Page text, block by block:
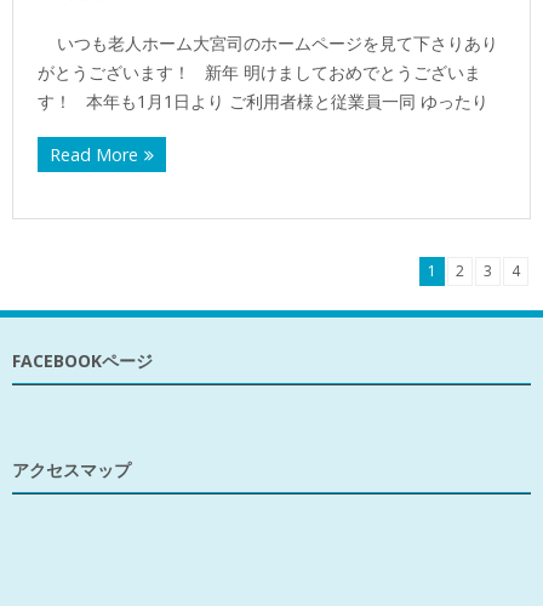
いつも老人ホーム大宮司のホームページを見て下さりあり
がとうございます！ 新年 明けましておめでとうございま
す！ 本年も1月1日より ご利用者様と従業員一同 ゆったり
Read More
1 2 3 4
FACEBOOKページ
アクセスマップ